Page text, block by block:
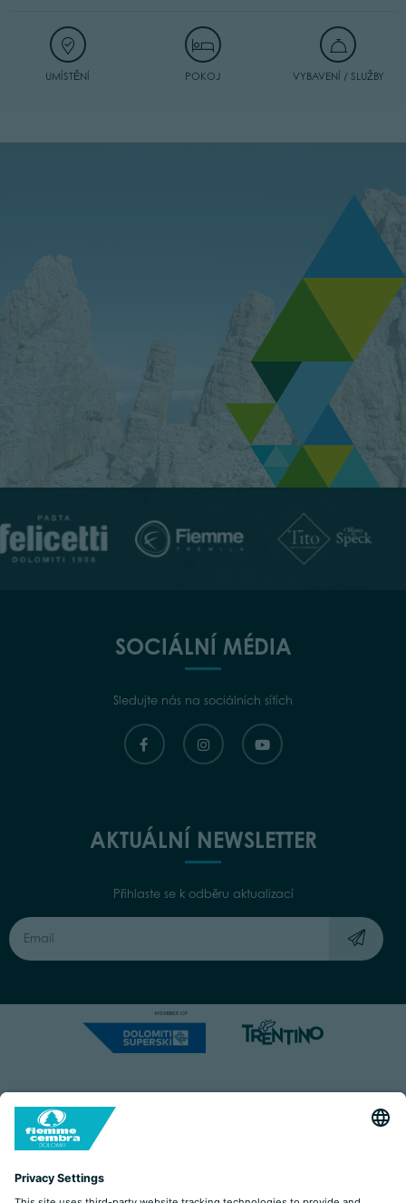
UMÍSTĚNÍ POKOJ VYBAVENÍ / SLUŽBY
SOCIÁLNÍ MÉDIA
Sledujte nás na sociálních sítích
AKTUÁLNÍ NEWSLETTER
Přihlaste se k odběru aktualizací
Capitale Sociale: Euro 220.000,00 | VAT: 01901280220
COOKIES IMPRINT